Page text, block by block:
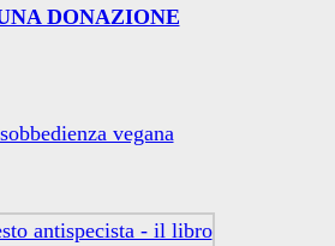
DONAZIONE